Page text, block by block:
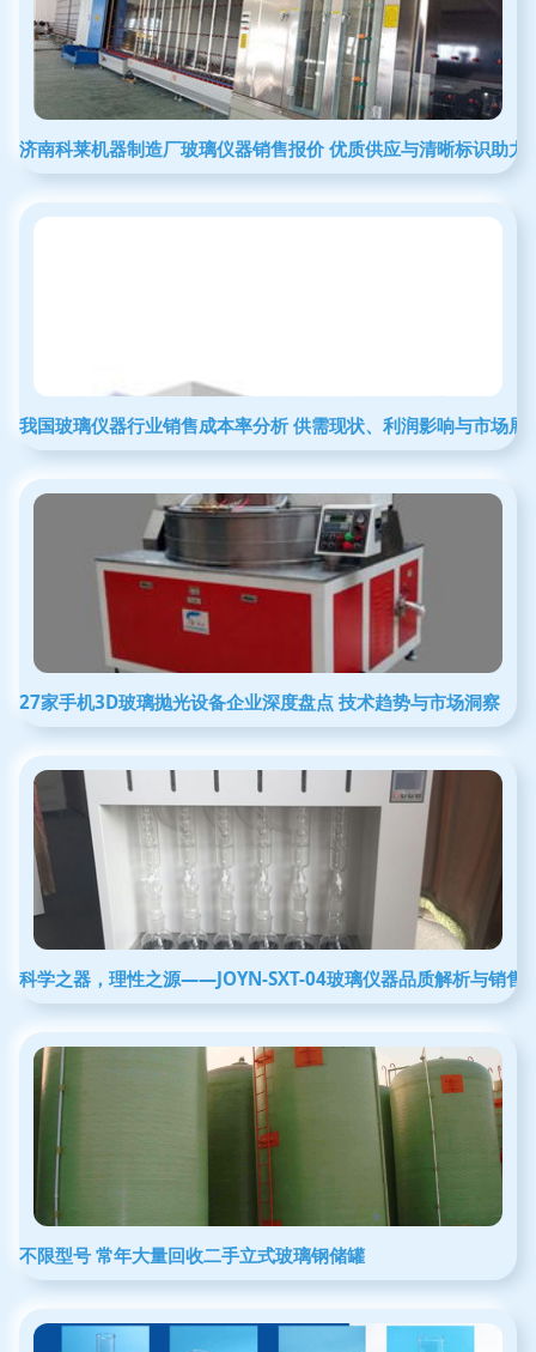
济南科莱机器制造厂玻璃仪器销售报价 优质供应与清晰标识助力
我国玻璃仪器行业销售成本率分析 供需现状、利润影响与市场展
27家手机3D玻璃抛光设备企业深度盘点 技术趋势与市场洞察
科学之器，理性之源——JOYN-SXT-04玻璃仪器品质解析与销售
不限型号 常年大量回收二手立式玻璃钢储罐